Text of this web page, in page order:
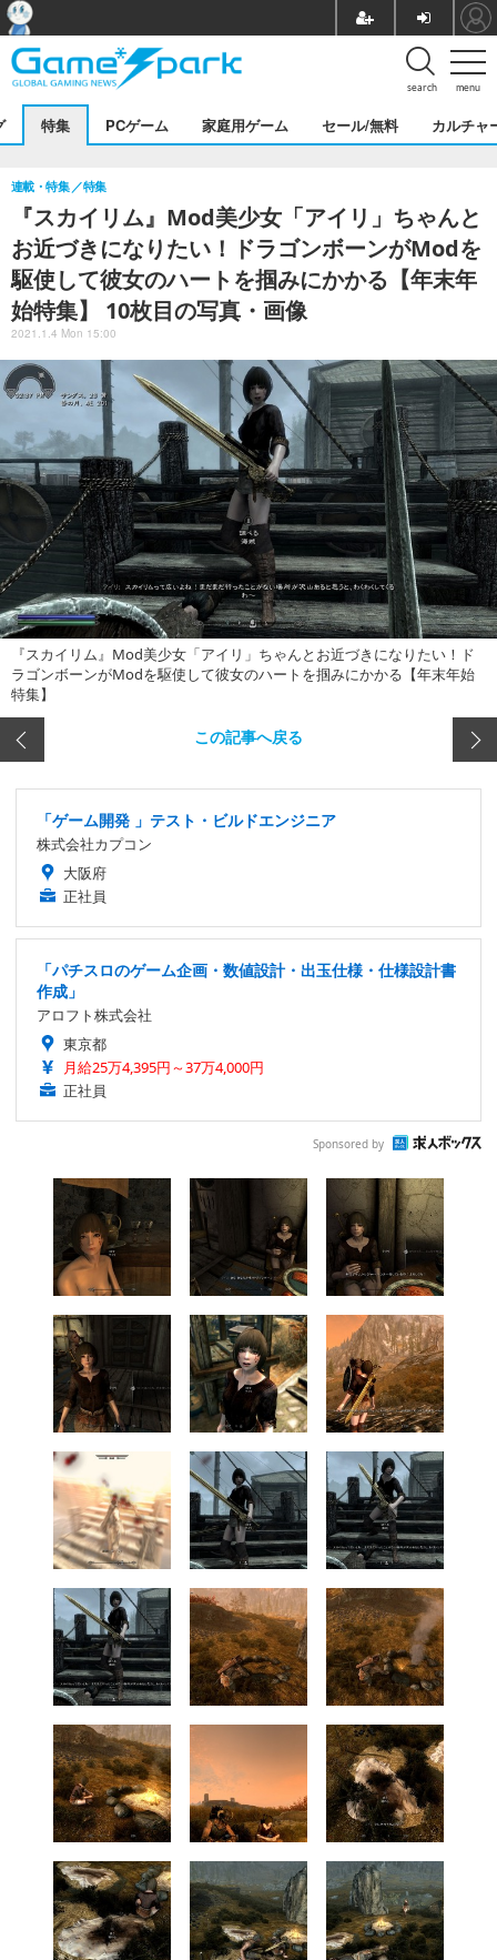
menu
search
特集 PCゲーム 家庭用ゲーム セール/無料 カルチャ
『スカイリム』Mod美少女「アイリ」ちゃんと
お近づきになりたい！ドラゴンボーンがModを
駆使して彼女のハートを掴みにかかる【年末年
始特集】 10枚目の写真・画像
連載・特集 特集
2021.1.4 Mon 15:00
『スカイリム』Mod美少女「アイリ」ちゃんとお近づきになりたい！ド
ラゴンボーンがModを駆使して彼女のハートを掴みにかかる【年末年始
特集】
この記事へ戻る
「ゲーム開発 」テスト・ビルドエンジニア
株式会社カプコン
大阪府
正社員
「パチスロのゲーム企画・数値設計・出玉仕様・仕様設計書
作成」
アロフト株式会社
東京都
月給25万4,395円～37万4,000円
正社員
Sponsored by